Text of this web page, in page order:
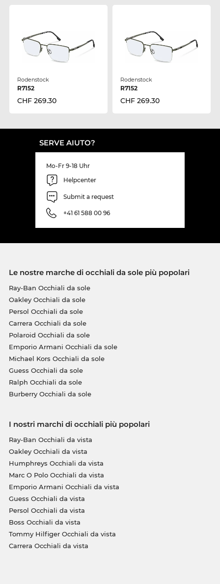
Rodenstock
R7152
CHF 269.30
Rodenstock
R7152
CHF 269.30
SERVE AIUTO?
Mo-Fr 9-18 Uhr
Helpcenter
Submit a request
+41 61 588 00 96
Le nostre marche di occhiali da sole più popolari
Ray-Ban Occhiali da sole
Oakley Occhiali da sole
Persol Occhiali da sole
Carrera Occhiali da sole
Polaroid Occhiali da sole
Emporio Armani Occhiali da sole
Michael Kors Occhiali da sole
Guess Occhiali da sole
Ralph Occhiali da sole
Burberry Occhiali da sole
I nostri marchi di occhiali più popolari
Ray-Ban Occhiali da vista
Oakley Occhiali da vista
Humphreys Occhiali da vista
Marc O Polo Occhiali da vista
Emporio Armani Occhiali da vista
Guess Occhiali da vista
Persol Occhiali da vista
Boss Occhiali da vista
Tommy Hilfiger Occhiali da vista
Carrera Occhiali da vista